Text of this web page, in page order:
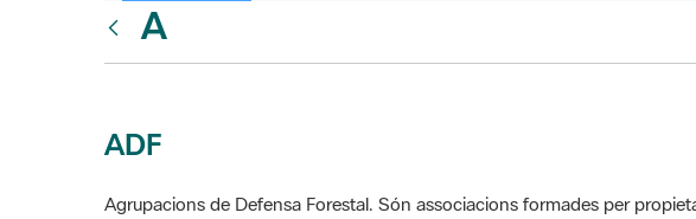
A
ADF
Agrupacions de Defensa Forestal. Són associacions formades per